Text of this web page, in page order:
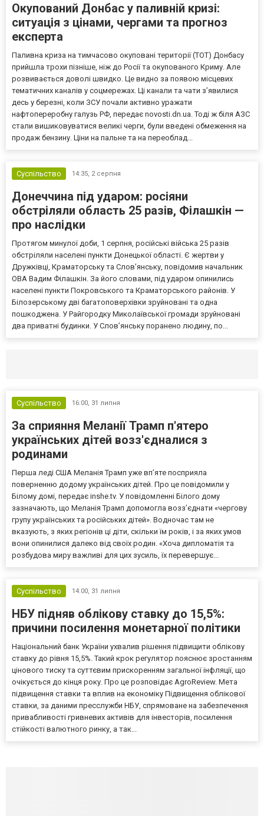
Окупований Донбас у паливній кризі:
ситуація з цінами, чергами та прогноз
експерта
Паливна криза на тимчасово окуповані території (ТОТ) Донбасу
прийшла трохи пізніше, ніж до Росії та окупованого Криму. Але
розвивається доволі швидко. Це видно за появою місцевих
тематичних каналів у соцмережах. Ці канали та чати з’явилися
десь у березні, коли ЗСУ почали активно уражати
нафтопереробну галузь РФ, передає novosti.dn.ua. Тоді ж біля АЗС
стали вишиковуватися великі черги, були введені обмеження на
продаж бензину. Ціни на пальне та на переоблад...
Суспільство 14:35, 2 серпня
Донеччина під ударом: росіяни
обстріляли область 25 разів, Філашкін —
про наслідки
Протягом минулої доби, 1 серпня, російські війська 25 разів
обстріляли населені пункти Донецької області. Є жертви у
Дружківці, Краматорську та Слов’янську, повідомив начальник
ОВА Вадим Філашкін. За його словами, під ударом опинились
населені пункти Покровського та Краматорського районів. У
Білозерському дві багатоповерхівки зруйновані та одна
пошкоджена. У Райгородку Миколаївської громади зруйновані
два приватні будинки. У Слов’янську поранено людину, по...
Суспільство 16:00, 31 липня
За сприяння Меланії Трамп п'ятеро
українських дітей возз'єдналися з
родинами
Перша леді США Меланія Трамп уже впʼяте посприяла
поверненню додому українських дітей. Про це повідомили у
Білому домі, передає inshe.tv. У повідомленні Білого дому
зазначають, що Меланія Трамп допомогла возз’єднати «чергову
групу українських та російських дітей». Водночас там не
вказують, з яких регіонів ці діти, скільки їм років, і за яких умов
вони опинилися далеко від своїх родин. «Хоча дипломатія та
розбудова миру важливі для цих зусиль, їх перевершує...
Суспільство 14:00, 31 липня
НБУ підняв облікову ставку до 15,5%:
причини посилення монетарної політики
Національний банк України ухвалив рішення підвищити облікову
ставку до рівня 15,5%. Такий крок регулятор пояснює зростанням
цінового тиску та суттєвим прискоренням загальної інфляції, що
очікується до кінця року. Про це розповідає AgroReview. Мета
підвищення ставки та вплив на економіку Підвищення облікової
ставки, за даними пресслужби НБУ, спрямоване на забезпечення
привабливості гривневих активів для інвесторів, посилення
стійкості валютного ринку, а так...